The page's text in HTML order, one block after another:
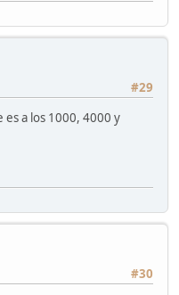
#29
es a los 1000, 4000 y
#30